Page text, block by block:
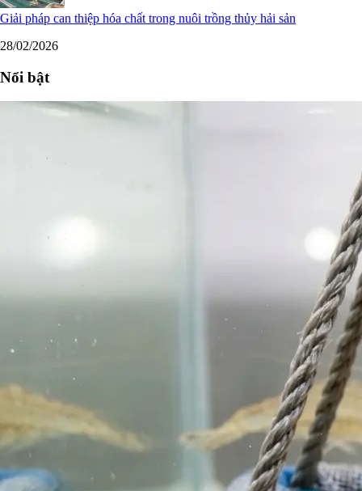
Giải pháp can thiệp hóa chất trong nuôi trồng thủy hải sản
28/02/2026
Nổi bật